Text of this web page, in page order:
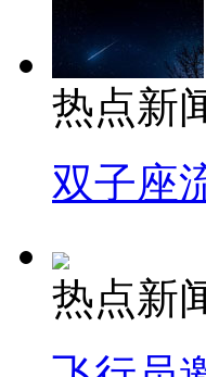
热点新
双子座
热点新